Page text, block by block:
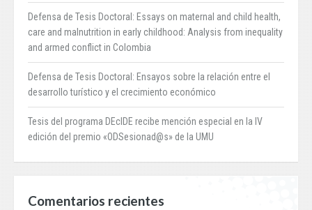
Defensa de Tesis Doctoral: Essays on maternal and child health,
care and malnutrition in early childhood: Analysis from inequality
and armed conflict in Colombia
Defensa de Tesis Doctoral: Ensayos sobre la relación entre el
desarrollo turístico y el crecimiento económico
Tesis del programa DEcIDE recibe mención especial en la IV
edición del premio «ODSesionad@s» de la UMU
Comentarios recientes